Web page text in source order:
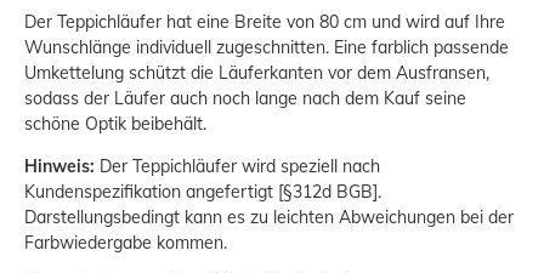
Der Teppichläufer hat eine Breite von 80 cm und wird auf Ihre
Wunschlänge individuell zugeschnitten. Eine farblich passende
Umkettelung schützt die Läuferkanten vor dem Ausfransen,
sodass der Läufer auch noch lange nach dem Kauf seine
schöne Optik beibehält.
Hinweis: Der Teppichläufer wird speziell nach
Kundenspezifikation angefertigt [§312d BGB].
Darstellungsbedingt kann es zu leichten Abweichungen bei der
Farbwiedergabe kommen.